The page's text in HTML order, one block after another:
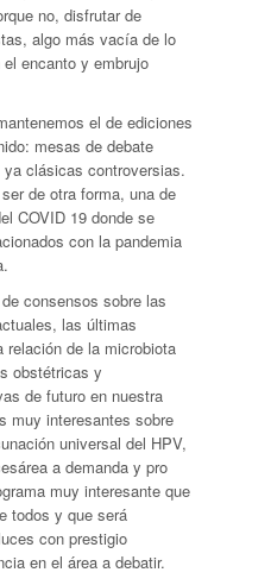
no, disfrutar de
algo más vacía de lo
encanto y embrujo
el de ediciones
mesas de debate
clásicas controversias.
de otra forma, una de
COVID 19 donde se
con la pandemia
consensos sobre las
las últimas
relación de la microbiota
obstétricas y
de futuro en nuestra
muy interesantes sobre
universal del HPV,
a demanda y pro
muy interesante que
todos y que será
con prestigio
en el área a debatir.